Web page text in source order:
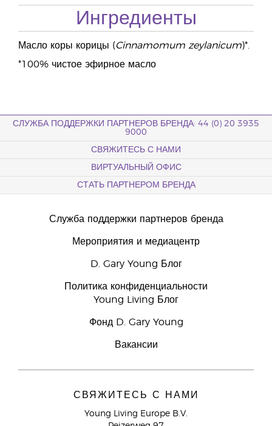
Ингредиенты
Масло коры корицы (Cinnamomum zeylanicum)*.
*100% чистое эфирное масло
СЛУЖБА ПОДДЕРЖКИ ПАРТНЕРОВ БРЕНДА: 44 (0) 20 3935
9000
СВЯЖИТЕСЬ С НАМИ
ВИРТУАЛЬНЫЙ ОФИС
СТАТЬ ПАРТНЕРОМ БРЕНДА
Служба поддержки партнеров бренда
Мероприятия и медиацентр
D. Gary Young Блог
Политика конфиденциальности
Young Living Блог
Фонд D. Gary Young
Вакансии
СВЯЖИТЕСЬ С НАМИ
Young Living Europe B.V.